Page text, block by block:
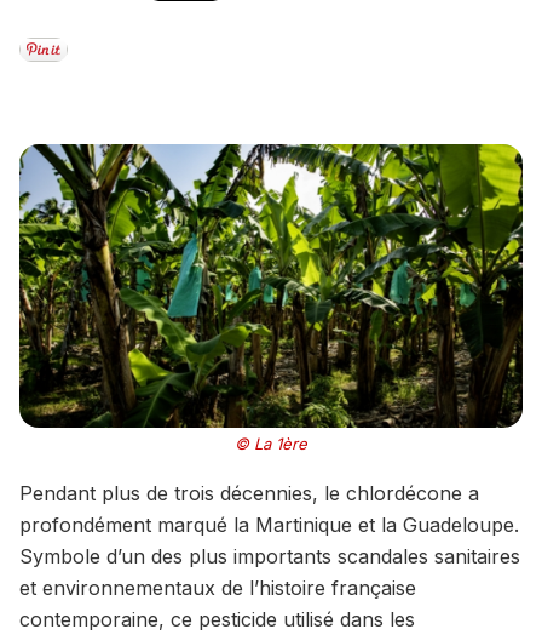
© La 1ère
Pendant plus de trois décennies, le chlordécone a
profondément marqué la Martinique et la Guadeloupe.
Symbole d’un des plus importants scandales sanitaires
et environnementaux de l’histoire française
contemporaine, ce pesticide utilisé dans les